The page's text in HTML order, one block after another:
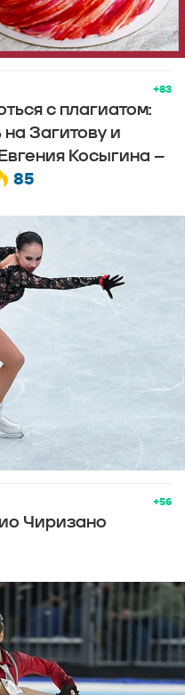
+83
с плагиатом:
Загитову и
Косыгина –
85
+56
Чиризано